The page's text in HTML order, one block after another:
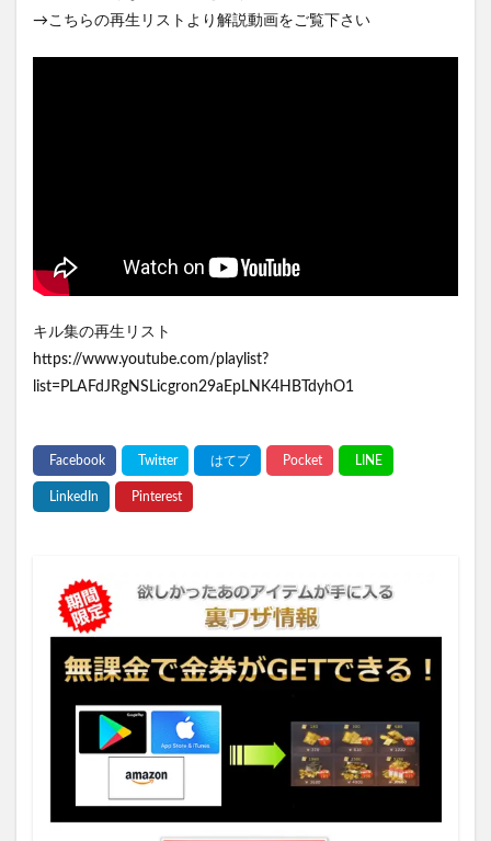
→こちらの再生リストより解説動画をご覧下さい
キル集の再生リスト
https://www.youtube.com/playlist?
list=PLAFdJRgNSLicgron29aEpLNK4HBTdyhO1